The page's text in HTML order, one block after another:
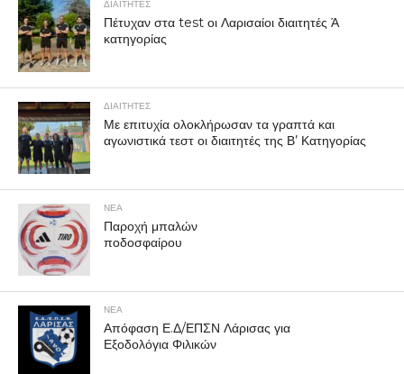
ΔΙΑΙΤΗΤΕΣ
Πέτυχαν στα test οι Λαρισαίοι διαιτητές Ά
κατηγορίας
ΔΙΑΙΤΗΤΕΣ
Με επιτυχία ολοκλήρωσαν τα γραπτά και
αγωνιστικά τεστ οι διαιτητές της Β’ Κατηγορίας
ΝΕΑ
Παροχή μπαλών
ποδοσφαίρου
ΝΕΑ
Απόφαση Ε.Δ/ΕΠΣΝ Λάρισας για
Εξοδολόγια Φιλικών